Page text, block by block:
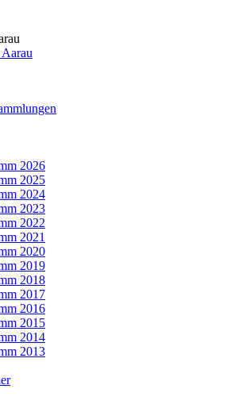
2026
2025
2024
2023
2022
2021
2020
2019
2018
2017
2016
2015
2014
2013